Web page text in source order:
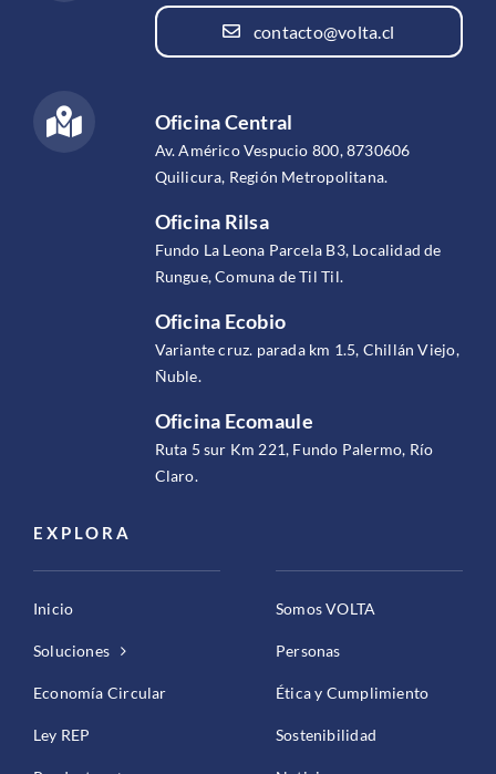
contacto@volta.cl
Oficina Central
Av. Américo Vespucio 800, 8730606
Quilicura, Región Metropolitana.
Oficina Rilsa
Fundo La Leona Parcela B3, Localidad de
Rungue, Comuna de Til Til.
Oficina Ecobio
Variante cruz. parada km 1.5, Chillán Viejo,
Ñuble.
Oficina Ecomaule
Ruta 5 sur Km 221, Fundo Palermo, Río
Claro.
EXPLORA
Inicio
Soluciones
Economía Circular
Ley REP
Somos VOLTA
Personas
Ética y Cumplimiento
Sostenibilidad